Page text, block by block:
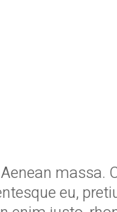
massa.
eu,